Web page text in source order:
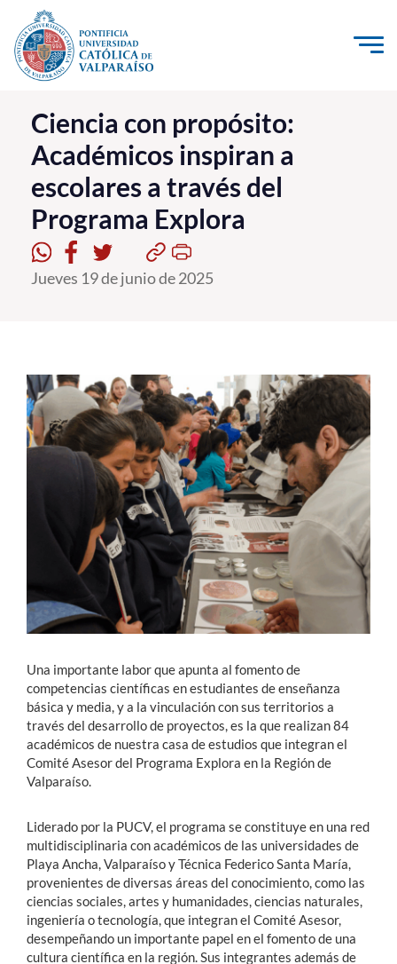
Click acá para ir directamente al contenido
La Universidad
Investigación, Creación e Innovación
PUCV Internacional
Vinculación con el Medio
Admisión
Formación Continua
Estudiantes
Académicos
Alumni
English
Ciencia con propósito:
Académicos inspiran a
escolares a través del
Programa Explora
Jueves 19 de junio de 2025
Una importante labor que apunta al fomento de
competencias científicas en estudiantes de enseñanza
básica y media, y a la vinculación con sus territorios a
través del desarrollo de proyectos, es la que realizan 84
académicos de nuestra casa de estudios que integran el
Comité Asesor del Programa Explora en la Región de
Valparaíso.
Liderado por la PUCV, el programa se constituye en una red
multidisciplinaria con académicos de las universidades de
Playa Ancha, Valparaíso y Técnica Federico Santa María,
provenientes de diversas áreas del conocimiento, como las
ciencias sociales, artes y humanidades, ciencias naturales,
ingeniería o tecnología, que integran el Comité Asesor,
desempeñando un importante papel en el fomento de una
cultura científica en la región. Sus integrantes además de